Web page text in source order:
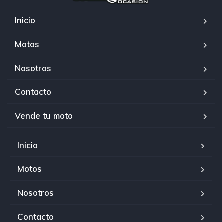
Inicio
Motos
Nosotros
Contacto
Vende tu moto
Inicio
Motos
Nosotros
Contacto